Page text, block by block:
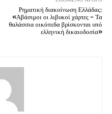
Ρηματική διακοίνωση Ελλάδας:
«Αβάσιμοι οι λιβυκοί χάρτες – Τα
θαλάσσια οικόπεδα βρίσκονται υπό
ελληνική δικαιοδοσία»